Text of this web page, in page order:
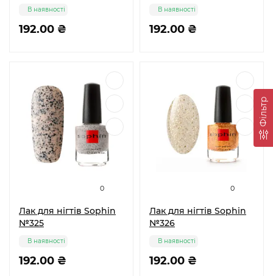
Фільтр
192.00 ₴
В наявності
192.00 ₴
В наявності
0
Лак для нігтів Sophin
№325
192.00 ₴
В наявності
0
Лак для нігтів Sophin
№326
192.00 ₴
В наявності